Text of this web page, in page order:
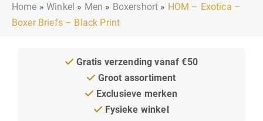
Home »Winkel » Men » Boxershort » HOM – Exotica –
Boxer Briefs – Black Print
Gratis verzending vanaf €50
Groot assortiment
Exclusieve merken
Fysieke winkel